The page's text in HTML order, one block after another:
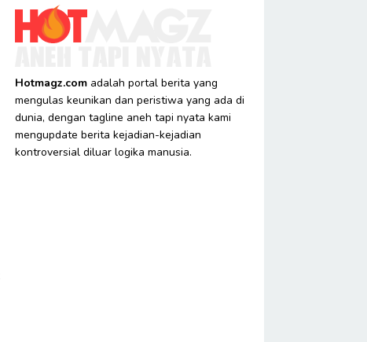
Hotmagz.comadalah portal berita yang
mengulas keunikan dan peristiwa yang ada di
dunia, dengan tagline aneh tapi nyata kami
mengupdate berita kejadian-kejadian
kontroversial diluar logika manusia.